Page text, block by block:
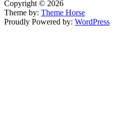
Copyright © 2026
Theme by: Theme Horse
Proudly Powered by: WordPress